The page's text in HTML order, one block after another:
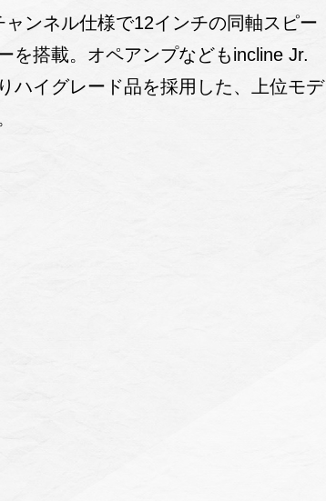
ャンネル仕様で12インチの同軸スピー
を搭載。オペアンプなどもincline Jr.
ハイグレード品を採用した、上位モデ